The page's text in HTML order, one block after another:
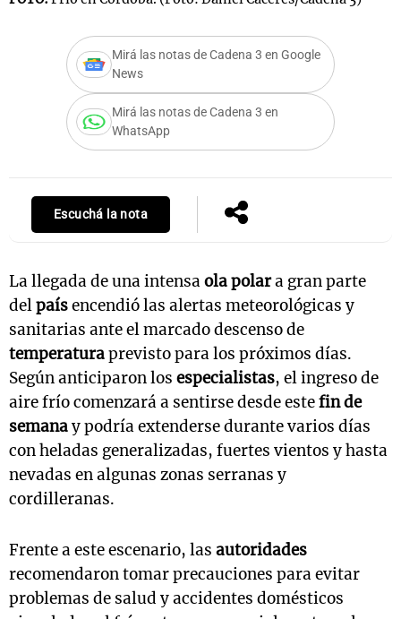
Mirá las notas de Cadena 3 en Google
News
Mirá las notas de Cadena 3 en
WhatsApp
Escuchá la nota
La llegada de una intensaola polara gran parte
delpaísencendió las alertas meteorológicas y
sanitarias ante el marcado descenso de
temperaturaprevisto para los próximos días.
Según anticiparon los especialistas, el ingreso de
aire frío comenzará a sentirse desde estefin de
semanay podría extenderse durante varios días
con heladas generalizadas, fuertes vientos y hasta
nevadas en algunas zonas serranas y
cordilleranas.
Frente a este escenario, las autoridades
recomendaron tomar precauciones para evitar
problemas de salud y accidentes domésticos